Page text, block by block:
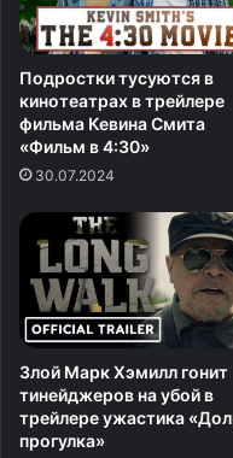
Подростки тусуются в
кинотеатрах в трейлере
фильма Кевина Смита
«Фильм в 4:30»
30.07.2024
Злой Марк Хэмилл гонит
тинейджеров на убой в
трейлере ужастика
прогулка»